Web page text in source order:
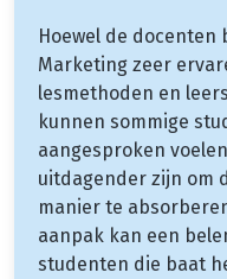
Hoewel de docenten
Marketing zeer
lesmethoden en
kunnen sommige
aangesproken
uitdagender zijn om
manier te
aanpak kan een
studenten die baat